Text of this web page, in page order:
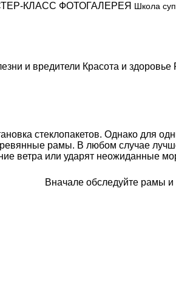
КЛАСС ФОТОГАЛЕРЕЯ Школа
и вредители Красота и здоровье
стеклопакетов. Однако для
рамы. В любом случае
ветра или ударят неожиданные
Вначале обследуйте рамы и